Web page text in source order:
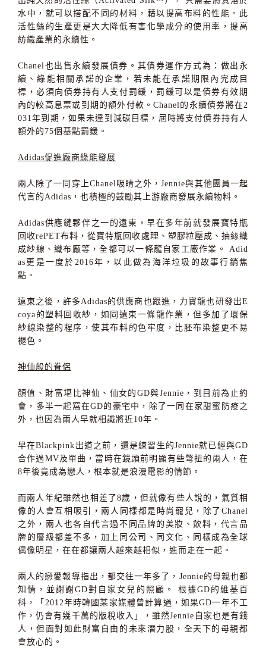
水中，就可以搭配不同的材料，藉以提高布料的性能。此
活性絲的生產更是大大降低有害化學成分的使用率，提高
紡織產業的永續性。
Chanel也出售永續發展債券。其債券運作方式為：做出永
續、綠能相關承諾的企業，若未能在承諾期限內完成目
標，必須向債券持有人支付罰鍰，罰鍰可以是債券有效期
內的較高息票或到期的額外付款。Chanel的永續債券將在2
031年到期，如果未達到減碳目標，屆時將支付債券持有人
額外的75個基點罰鍰。
Adidas促進廠商綠能發展
兩人除了一同穿上Chanel吸睛之外，Jennie與其他團員一起
代言的Adidas，也積極的鼓勵其上游廠商發展永續物料。
Adidas供應鏈夥伴之一的遠東，早在多年前就發展寶特瓶
回收rePET布料，從寶特瓶回收處理、塑膠粒壓成、抽絲織
成紗線、織布廠等，全都可以一條龍自家工廠作業。 Adid
as更是一度於2016年，以此做為海洋垃圾的故事行銷焦
點。
遠東之後，許多Adidas的供應商也跟進，力寶龍也研發出E
coya的塑料回收紗，如同遠東一條龍作業，但多加了環保
紗線染整的程序，使其布料的色牢度，比胚布染整更不易
褪色。
神仙般的眷侶
顏值、財富堪比神仙、仙女的GD與Jennie，到目前為止約
會，多半一起窩在GD的豪宅中，除了一同在家甜蜜防疫之
外，也因為兩人早就相識將近10年。
早在Blackpink出道之前，還是練習生的Jennie就已經與GD
合作過MV及單曲，當時在鏡頭前明顯有些彆扭的兩人，在
8年後竟成為戀人，根本就是浪漫電影的情節。
而兩人年紀雖然也相差了8歲，但就像有些人說的，氣質相
像的人會互相吸引，兩人同樣都是時尚寵兒，除了Chanel
之外，兩人也各自代言過不同品牌的美妝、飲料，代言品
牌的層級都差不多，加上同公司、同文化、同樣成為全球
偶像明星，在在都讓兩人越來越相似，進而走在一起。
兩人的戀愛報導指出，都交往一年多了，Jennie的母親也都
知情，並謝謝GD對自家女兒的照顧。 根據GD的維基百
科，「2012年時韓國某家媒體曾計算過，如果GD一年不工
作，仍會有幾千萬的版稅收入」，雖然Jennie自家也是有錢
人，但面對如此財富自由的未來潛力股，全天下的母親都
會放心的。